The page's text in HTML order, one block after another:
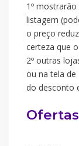
1º
listagem
o preço
certeza que
2º outras
ou na tela
do desconto